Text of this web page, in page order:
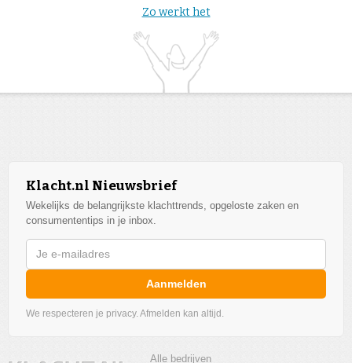
Zo werkt het
Klacht.nl Nieuwsbrief
Wekelijks de belangrijkste klachttrends, opgeloste zaken en
consumententips in je inbox.
Aanmelden
We respecteren je privacy. Afmelden kan altijd.
Alle bedrijven